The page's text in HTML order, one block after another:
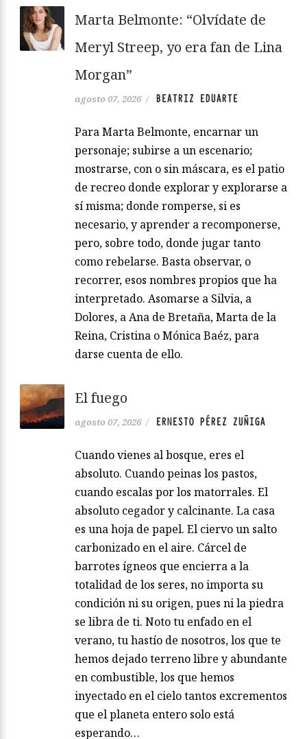
Marta Belmonte: “Olvídate de
Meryl Streep, yo era fan de Lina
Morgan”
agosto 07, 2026 / BEATRIZ EDUARTE
Para Marta Belmonte, encarnar un
personaje; subirse a un escenario;
mostrarse, con o sin máscara, es el patio
de recreo donde explorar y explorarse a
sí misma; donde romperse, si es
necesario, y aprender a recomponerse,
pero, sobre todo, donde jugar tanto
como rebelarse. Basta observar, o
recorrer, esos nombres propios que ha
interpretado. Asomarse a Silvia, a
Dolores, a Ana de Bretaña, Marta de la
Reina, Cristina o Mónica Baéz, para
darse cuenta de ello.
El fuego
agosto 07, 2026 / ERNESTO PÉREZ ZUÑIGA
Cuando vienes al bosque, eres el
absoluto. Cuando peinas los pastos,
cuando escalas por los matorrales. El
absoluto cegador y calcinante. La casa
es una hoja de papel. El ciervo un salto
carbonizado en el aire. Cárcel de
barrotes ígneos que encierra a la
totalidad de los seres, no importa su
condición ni su origen, pues ni la piedra
se libra de ti. Noto tu enfado en el
verano, tu hastío de nosotros, los que te
hemos dejado terreno libre y abundante
en combustible, los que hemos
inyectado en el cielo tantos excrementos
que el planeta entero solo está
esperando…